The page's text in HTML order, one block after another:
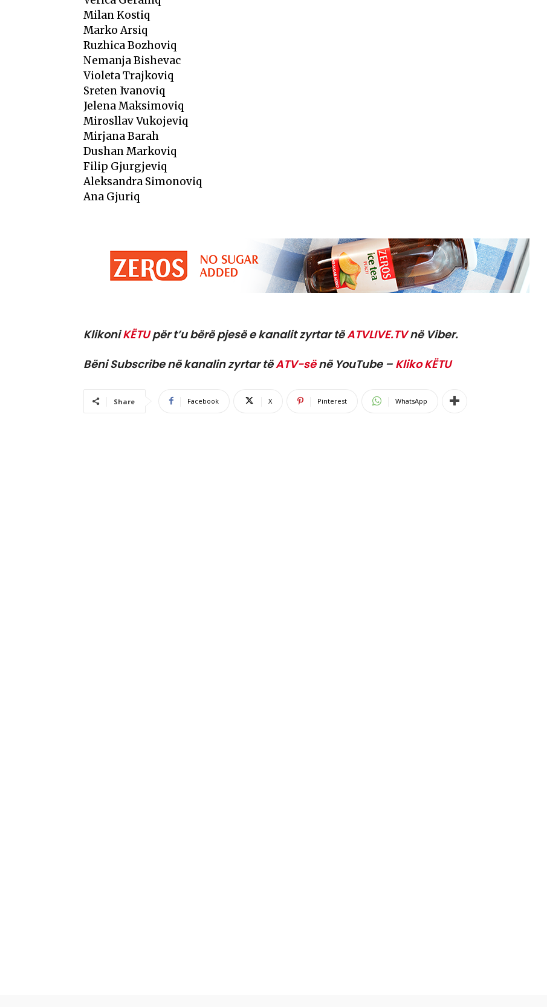
Milan Kostiq
Marko Arsiq
Ruzhica Bozhoviq
Nemanja Bishevac
Violeta Trajkoviq
Sreten Ivanoviq
Jelena Maksimoviq
Mirosllav Vukojeviq
Mirjana Barah
Dushan Markoviq
Filip Gjurgjeviq
Aleksandra Simonoviq
Ana Gjuriq
KlikoniKËTUpër t’u bërë pjesë e kanalit zyrtar tëATVLIVE.TVnë Viber.
Bëni Subscribe në kanalin zyrtar tëATV-sënë YouTube – Kliko KËTU
Share Facebook X Pinterest WhatsApp